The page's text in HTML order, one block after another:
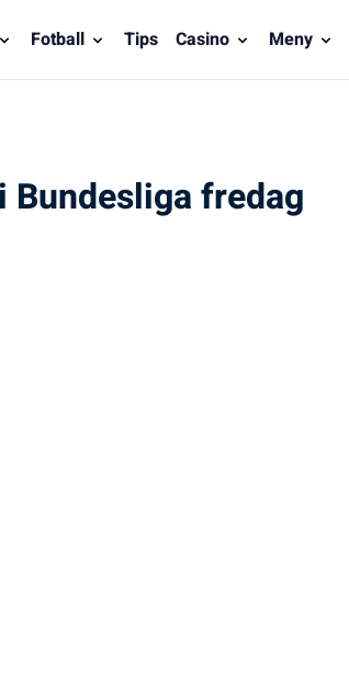
Fotball Tips Casino Meny
fredag